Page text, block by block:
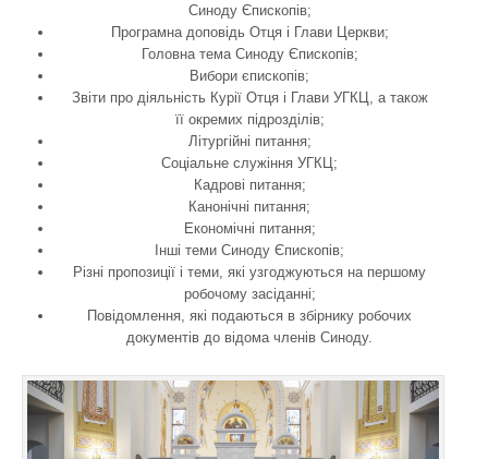
Синоду Єпископів;
Програмна доповідь Отця і Глави Церкви;
Головна тема Синоду Єпископів;
Вибори єпископів;
Звіти про діяльність Курії Отця і Глави УГКЦ, а також
її окремих підрозділів;
Літургійні питання;
Соціальне служіння УГКЦ;
Кадрові питання;
Канонічні питання;
Економічні питання;
Інші теми Синоду Єпископів;
Різні пропозиції і теми, які узгоджуються на першому
робочому засіданні;
Повідомлення, які подаються в збірнику робочих
документів до відома членів Синоду.